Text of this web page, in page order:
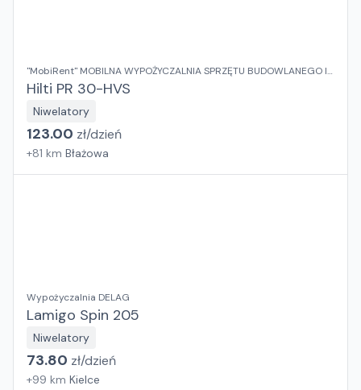
"MobiRent" MOBILNA WYPOŻYCZALNIA SPRZĘTU BUDOWLANEGO I
OGRODOWEGO Jaroslaw Rybka
Hilti PR 30-HVS
Niwelatory
123.00 zł/dzień
+81 km Błażowa
Wypożyczalnia DELAG
Lamigo Spin 205
Niwelatory
73.80 zł/dzień
+99 km Kielce